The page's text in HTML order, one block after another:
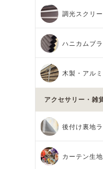
調光スクリ
ハニカムブ
木製・アル
アクセサリー・雑
後付け裏地
カーテン生